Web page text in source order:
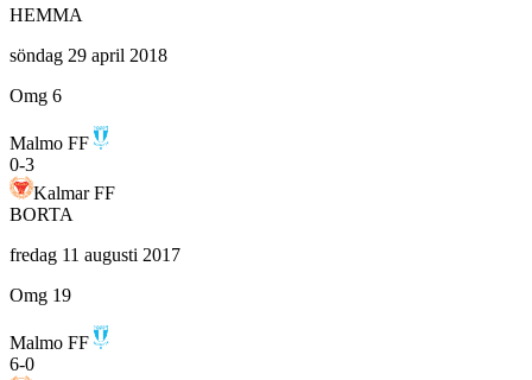
HEMMA
söndag 29 april 2018
Omg 6
Malmo FF
0-3
Kalmar FF
BORTA
fredag 11 augusti 2017
Omg 19
Malmo FF
6-0